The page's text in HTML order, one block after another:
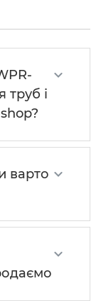
труб і
варто